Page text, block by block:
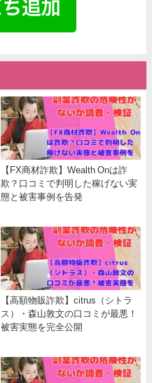
【FX商材詐欺】Wealth Onは詐
欺？口コミで判明した稼げない実
態と被害事例を告発
【高額物販詐欺】citrus（シトラ
ス）・森山敦文の口コミが最悪！
被害実態を完全公開